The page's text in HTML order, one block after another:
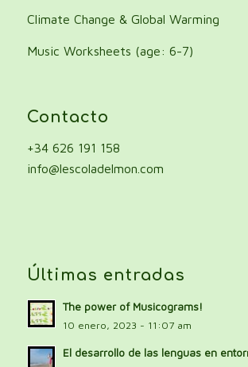
Climate Change & Global Warming
Music Worksheets (age: 6-7)
Contacto
+34 626 191 158
info@lescoladelmon.com
Últimas entradas
The power of Musicograms!
10 enero, 2023 - 11:07 am
El desarrollo de las lenguas en